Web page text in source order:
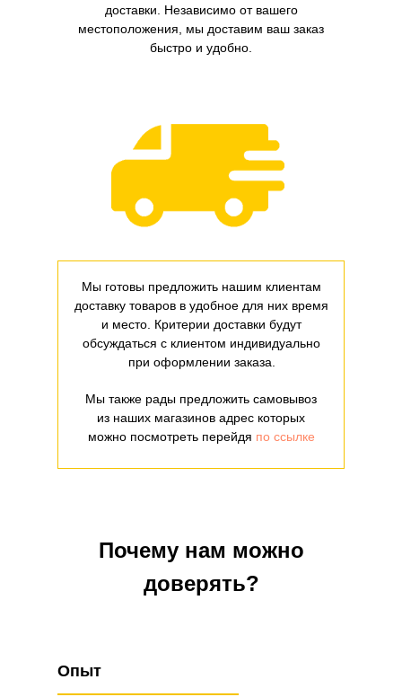
Мы готовы предложить нашим клиентам
доставку товаров в удобное для них время
и место. Критерии доставки будут
обсуждаться с клиентом индивидуально
при оформлении заказа.
Мы также рады предложить самовывоз
из наших магазинов адрес которых
можно посмотреть перейдя по ссылке
доставки. Независимо от вашего
местоположения, мы доставим ваш заказ
быстро и удобно.
Почему нам можно
доверять?
Опыт